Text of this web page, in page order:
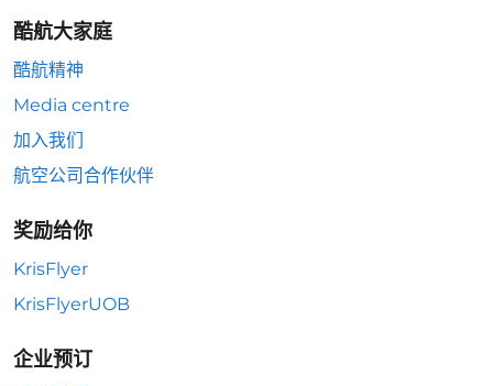
酷航大家庭
酷航精神
Media centre
加入我们
航空公司合作伙伴
奖励给你
KrisFlyer
KrisFlyerUOB
企业预订